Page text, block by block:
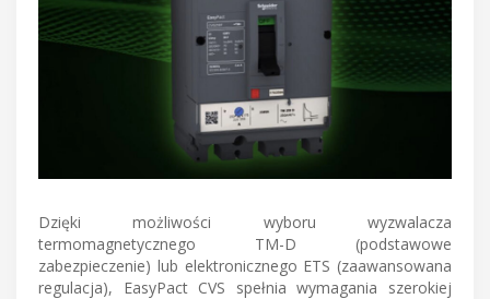
Dzięki możliwości wyboru wyzwalacza
termomagnetycznego TM-D (podstawowe
zabezpieczenie) lub elektronicznego ETS (zaawansowana
regulacja), EasyPact CVS spełnia wymagania szerokiej